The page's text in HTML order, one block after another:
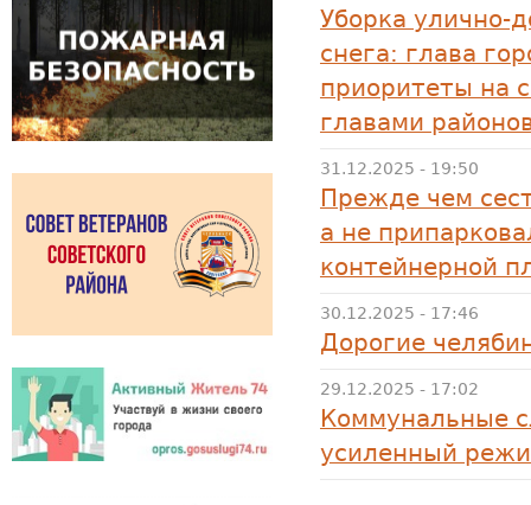
Уборка улично-
снега: глава
приоритеты на
главами
31.12.2025 - 19:50
Прежде чем
а не
контейнерной
30.12.2025 - 17:46
Дорогие
29.12.2025 - 17:02
Коммунальные
усиленный